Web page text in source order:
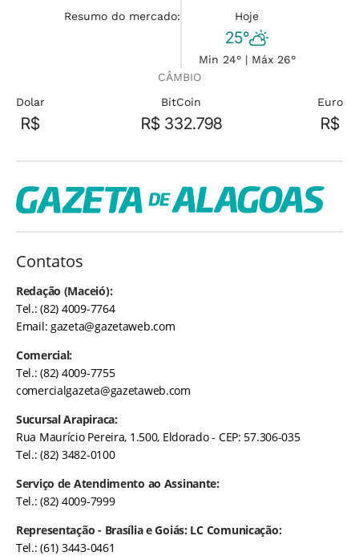
Resumo do mercado:
Hoje
25°
Min 24° | Máx 26°
CÂMBIO
Dolar
R$
BitCoin
R$ 332.798
Euro
R$
Contatos
Redação (Maceió):
Tel.: (82) 4009-7764
Email:gazeta@gazetaweb.com
Comercial:
Tel.: (82) 4009-7755
comercialgazeta@gazetaweb.com
Sucursal Arapiraca:
Rua Maurício Pereira, 1.500, Eldorado - CEP: 57.306-035
Tel.: (82) 3482-0100
Serviço de Atendimento ao Assinante:
Tel.: (82) 4009-7999
Representação - Brasília e Goiás: LC Comunicação:
Tel.: (61) 3443-0461